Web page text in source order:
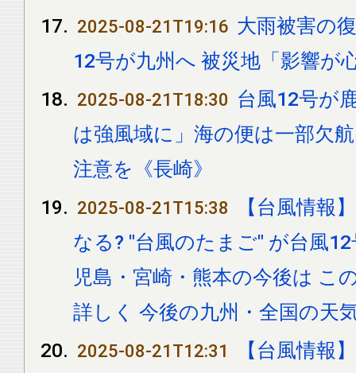
2025-08-21T19:16 大雨被害の
12号が九州へ 被災地「影響が
2025-08-21T18:30 台風12号が
は強風域に」海の便は一部欠
注意を《長崎》
2025-08-21T15:38
【台風情報
なる? "台風のたまご" が台風
児島・宮崎・熊本の今後は こ
詳しく 今後の九州・全国の天
2025-08-21T12:31
【台風情報